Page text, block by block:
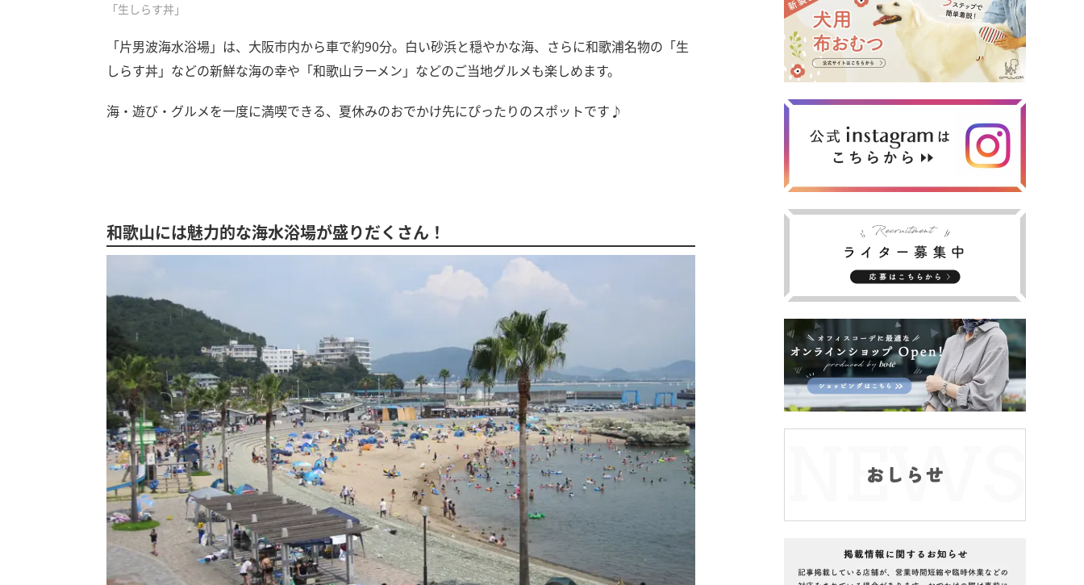
「生しらす丼」
「片男波海水浴場」は、大阪市内から車で約90分。白い砂浜と穏やかな海、さらに和歌浦名物の「生
しらす丼」などの新鮮な海の幸や「和歌山ラーメン」などのご当地グルメも楽しめます。
海・遊び・グルメを一度に満喫できる、夏休みのおでかけ先にぴったりのスポットです♪
和歌山には魅力的な海水浴場が盛りだくさん！